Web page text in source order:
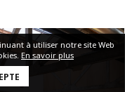
à utiliser notre site Web
En savoir plus